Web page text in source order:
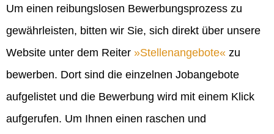
Um einen reibungslosen Bewerbungsprozess zu
gewährleisten, bitten wir Sie, sich direkt über unsere
Website unter dem Reiter
Stellenangebote
zu
bewerben. Dort sind die einzelnen Jobangebote
aufgelistet und die Bewerbung wird mit einem Klick
aufgerufen. Um Ihnen einen raschen und